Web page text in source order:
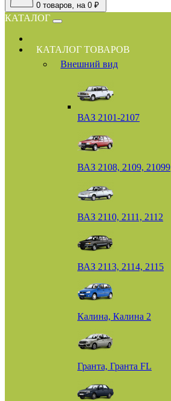
0 товаров, на 0 ₽
КАТАЛОГ
КАТАЛОГ ТОВАРОВ
Внешний вид
ВАЗ 2101-2107
ВАЗ 2108, 2109, 21099
ВАЗ 2110, 2111, 2112
ВАЗ 2113, 2114, 2115
Калина, Калина 2
Гранта, Гранта FL